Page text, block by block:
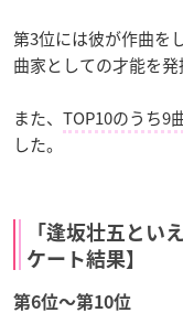
第3位には彼が作曲を
曲家としての才能を発
また、 TOP10のうち9
した。
「逢坂壮五とい
ケート結果】
第6位〜第10位